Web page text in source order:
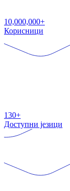
10,000,000+
Корисници
130+
Доступни језици